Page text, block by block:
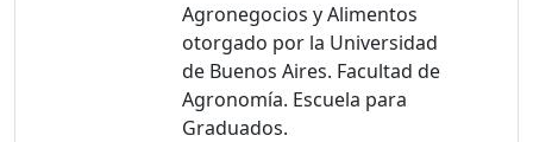
Agronegocios y Alimentos
otorgado por la Universidad
de Buenos Aires. Facultad de
Agronomía. Escuela para
Graduados.